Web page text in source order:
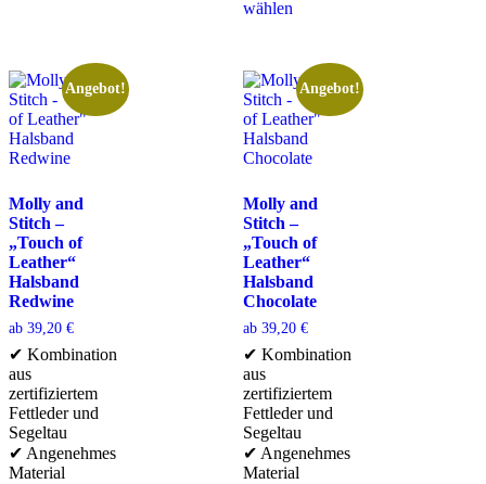
wählen
Angebot!
Molly and
Stitch –
„Touch of
Leather“
Halsband
Redwine
ab 39,20 €
✔ Kombination
aus
zertifiziertem
Fettleder und
Segeltau
✔ Angenehmes
Material
Angebot!
Molly and
Stitch –
„Touch of
Leather“
Halsband
Chocolate
ab 39,20 €
✔ Kombination
aus
zertifiziertem
Fettleder und
Segeltau
✔ Angenehmes
Material